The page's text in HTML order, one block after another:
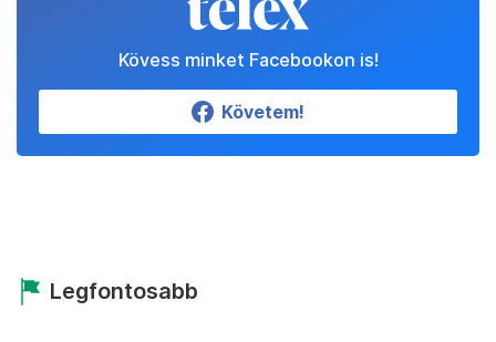
Kövess minket Facebookon is!
Követem!
Legfontosabb